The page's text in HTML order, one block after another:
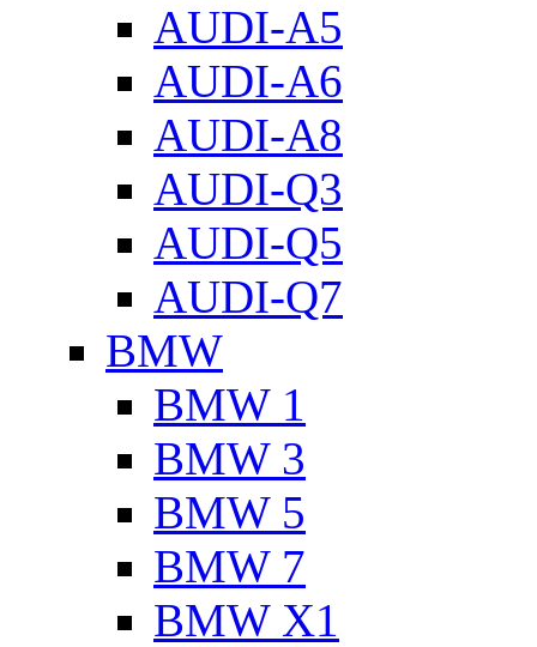
AUDI-A5
AUDI-A6
AUDI-A8
AUDI-Q3
AUDI-Q5
AUDI-Q7
BMW
BMW 1
BMW 3
BMW 5
BMW 7
BMW X1